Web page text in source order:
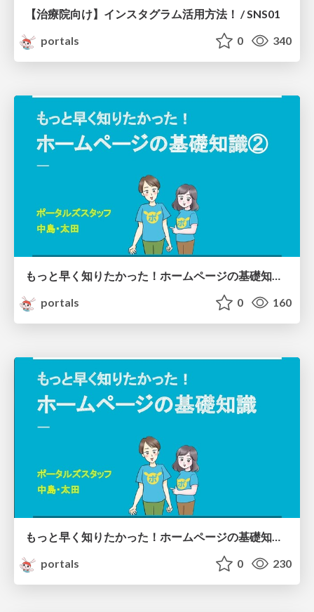
【治療院向け】インスタグラム活用方法！ / SNS01
portals
0 340
portals
0 160
もっと早く知りたかった！ホームページの基礎知識 / HPBasic01
portals
0 230